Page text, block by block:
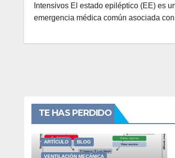
Intensivos El estado epiléptico (EE) es
emergencia médica común asociada
TE HAS PERDIDO
ARTÍCULO BLOG
VENTILACIÓN MECÁNICA